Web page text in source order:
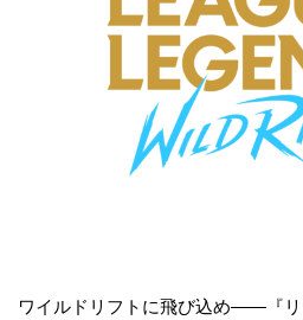
ワイルドリフトに飛び込め——『